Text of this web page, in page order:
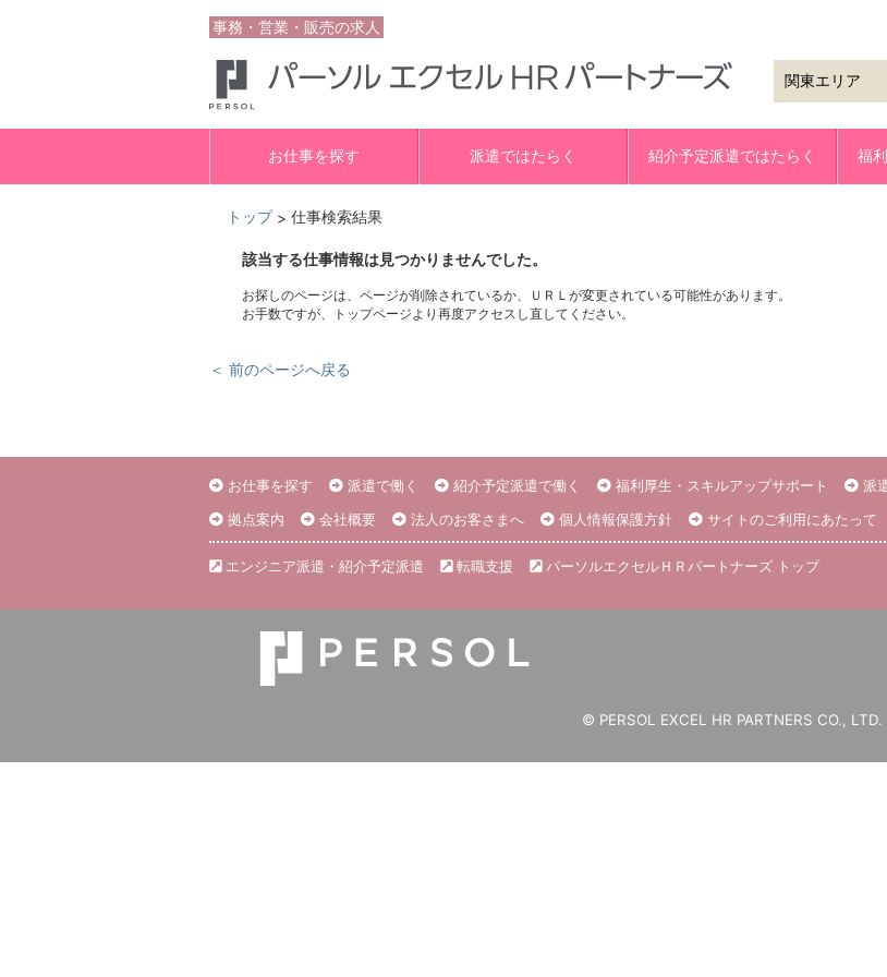
事務・営業・販売の求人
お仕事を探す 派遣ではたらく 紹介予定派遣ではたらく 福
トップ > 仕事検索結果
該当する仕事情報は見つかりませんでした。
お探しのページは、ページが削除されているか、ＵＲＬが変更されている可能性があります。
お手数ですが、トップページより再度アクセスし直してください。
＜ 前のページへ戻る
お仕事を探す 派遣で働く 紹介予定派遣で働く 福利厚生・スキルアップサポート 派
拠点案内
会社概要 法人のお客さまへ 個人情報保護方針 サイトのご利用にあたって
エンジニア派遣・紹介予定派遣 転職支援 パーソルエクセルＨＲパートナーズ トップ
© PERSOL EXCEL HR PARTNERS CO., LTD.